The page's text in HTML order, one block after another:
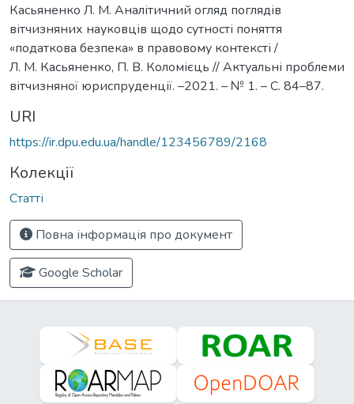
Касьяненко Л. М. Аналітичний огляд поглядів
вітчизняних науковців щодо сутності поняття
«податкова безпека» в правовому контексті /
Л. М. Касьяненко, П. В. Коломієць // Актуальні проблеми
вітчизняної юриспруденції. –2021. – № 1. – С. 84–87.
URI
https://ir.dpu.edu.ua/handle/123456789/2168
Колекції
Статті
Повна інформація про документ
Google Scholar